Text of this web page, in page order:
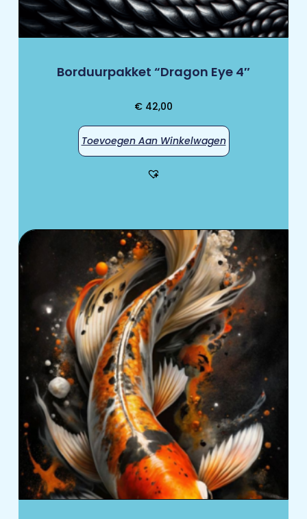
Borduurpakket “Dragon Eye 4″
€ 42,00
Toevoegen Aan Winkelwagen